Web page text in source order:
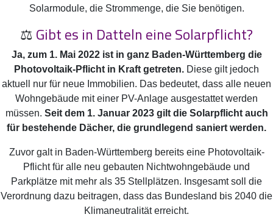
Solarmodule, die Strommenge, die Sie benötigen.
⚖️Gibt es in Datteln eine Solarpflicht?
Ja, zum 1. Mai 2022 ist in ganz Baden-Württemberg die
Photovoltaik-Pflicht in Kraft getreten. Diese gilt jedoch
aktuell nur für neue Immobilien. Das bedeutet, dass alle neuen
Wohngebäude mit einer PV-Anlage ausgestattet werden
müssen. Seit dem 1. Januar 2023 gilt die Solarpflicht auch
für bestehende Dächer, die grundlegend saniert werden.
Zuvor galt in Baden-Württemberg bereits eine Photovoltaik-
Pflicht für alle neu gebauten Nichtwohngebäude und
Parkplätze mit mehr als 35 Stellplätzen. Insgesamt soll die
Verordnung dazu beitragen, dass das Bundesland bis 2040 die
Klimaneutralität erreicht.